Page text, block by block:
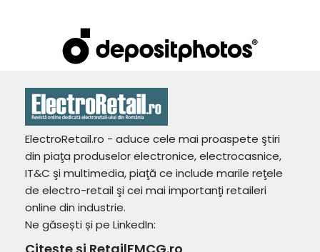
ElectroRetail.ro - aduce cele mai proaspete ştiri
din piaţa produselor electronice, electrocasnice,
IT&C şi multimedia, piaţă ce include marile reţele
de electro-retail şi cei mai importanţi retaileri
online din industrie.
Ne găsești și pe LinkedIn: